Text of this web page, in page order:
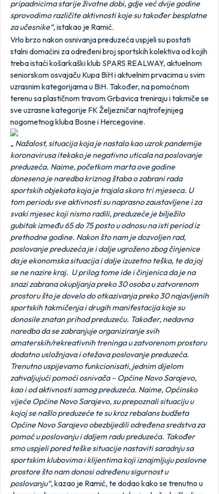
pripadnicima starije životne dobi, gdje već dvije godine
sprovodimo različite aktivnosti koje su također besplatne
za učesnike“, istakao je Ramić.
Vrlo brzo nakon osnivanja preduzeća uspjeli su postati
stalni domaćini za određeni broj sportskih kolektiva od kojih
treba istaći košarkaški klub SPARS REALWAY, aktuelnom
seniorskom osvajaču Kupa BiH i aktuelnim prvacima u svim
uzrasnim kategorijama u BiH. Također, na pomoćnom
terenu sa plastičnom travom Grbavica treniraju i takmiče se
sve uzrasne kategorije FK Željezničar najtrofejnijeg
nogometnog kluba Bosne i Hercegovine.
„ Nažalost, situacija koja je nastala kao uzrok pandemije
koronavirusa itekako je negativno uticala na poslovanje
preduzeća. Naime, početkom marta ove godine
donesena je naredba kriznog štaba o zabrani rada
sportskih objekata koja je trajala skoro tri mjeseca. U
tom periodu sve aktivnosti su naprasno zaustavljene i za
svaki mjesec koji nismo radili, preduzeće je bilježilo
gubitak između 65 do 75 posto u odnosu na isti period iz
prethodne godine. Nakon što nam je dozvoljen rad,
poslovanje preduzeća je i dalje ugroženo zbog činjenice
da je ekonomska situacija i dalje izuzetno teška, te da joj
se ne nazire kraj. U prilog tome ide i činjenica da je na
snazi zabrana okupljanja preko 30 osoba u zatvorenom
prostoru što je dovelo do otkazivanja preko 30 najavljenih
sportskih takmičenja i drugih manifestacija koje su
donosile znatan prihod preduzeću. Također, nedavna
naredba da se zabranjuje organiziranje svih
amaterskih/rekreativnih treninga u zatvorenom prostoru
dodatno usložnjava i otežava poslovanje preduzeća.
Trenutno uspijevamo funkcionisati, jednim dijelom
zahvaljujući pomoći osnivača – Općine Novo Sarajevo,
kao i od aktivnosti samog preduzeća. Naime, Općinsko
vijeće Općine Novo Sarajevo, su prepoznali situaciju u
kojoj se našlo preduzeće te su kroz rebalans budžeta
Općine Novo Sarajevo obezbijedili određena sredstva za
pomoć u poslovanju i daljem radu preduzeća. Također
smo uspjeli pored teške situacije nastaviti saradnju sa
sportskim klubovima i klijentima koji iznajmljuju poslovne
prostore što nam donosi određenu sigurnost u
poslovanju“, kazao je Ramić, te dodao kako se trenutno u